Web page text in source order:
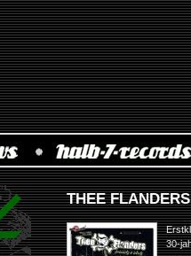
THEE
30-